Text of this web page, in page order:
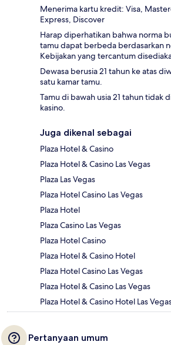
Menerima kartu kredit: Visa,
Express, Discover
Harap diperhatikan bahwa norma
tamu dapat berbeda berdasarkan
Kebijakan yang tercantum
Dewasa berusia 21 tahun ke atas
satu kamar tamu.
Tamu di bawah usia 21 tahun tidak
kasino.
Juga dikenal sebagai
Plaza Hotel & Casino
Plaza Hotel & Casino Las Vegas
Plaza Las Vegas
Plaza Hotel Casino Las Vegas
Plaza Hotel
Plaza Casino Las Vegas
Plaza Hotel Casino
Plaza Hotel & Casino Hotel
Plaza Hotel Casino Las Vegas
Plaza Hotel & Casino Las Vegas
Plaza Hotel & Casino Hotel Las
Pertanyaan umum